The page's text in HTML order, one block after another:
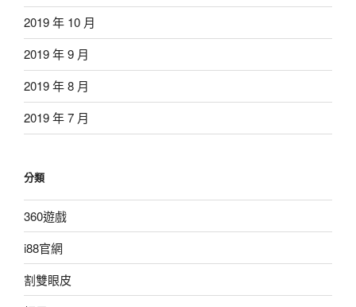
2019 年 10 月
2019 年 9 月
2019 年 8 月
2019 年 7 月
分類
360遊戲
i88官網
割雙眼皮